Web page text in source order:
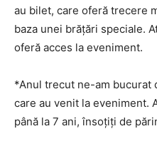
au bilet, care oferă trecere
baza unei brățări speciale.
oferă acces la eveniment.
*Anul trecut ne-am bucurat
care au venit la eveniment.
până la 7 ani, însoțiți de